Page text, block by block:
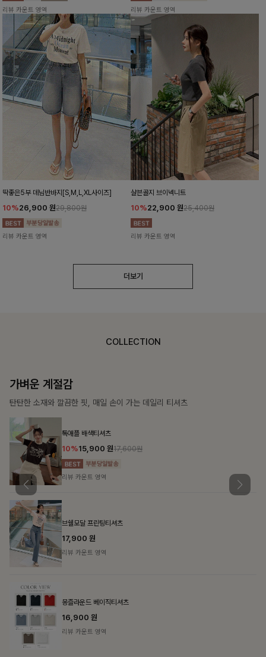
리뷰 카운트 영역 리뷰 카운트 영역
딱좋은5부 데님반바지[S,M,L,XL사이즈]
10%26,900 원29,800원
리뷰 카운트 영역
샬븐골지 브이넥니트
10%22,900 원25,400원
리뷰 카운트 영역
더보기
COLLECTION
가장 쉬운 코디
특별한 날부터 일상까지 함께하는 룩
[주문폭주/군살삭제]젤링클프리 카라원피스
18%27,900 원34,000원
리뷰 카운트 영역